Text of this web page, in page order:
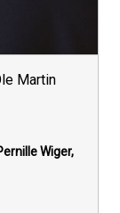
Martin
Wiger,